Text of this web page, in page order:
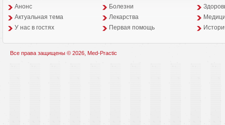
Анонс
Болезни
Aктуальная тема
Лекарства
У нас в гостях
Первая помощь
Все права защищены © 2026, Med-Practic